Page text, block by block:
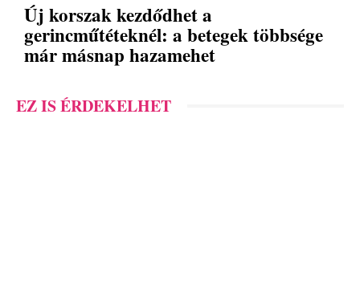
Új korszak kezdődhet a
gerincműtéteknél: a betegek többsége
már másnap hazamehet
EZ IS ÉRDEKELHET